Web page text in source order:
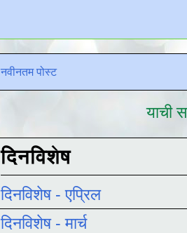
नवीनतम पोस्ट
याची
दिनविशेष
दिनविशेष - एप्रिल
दिनविशेष - मार्च